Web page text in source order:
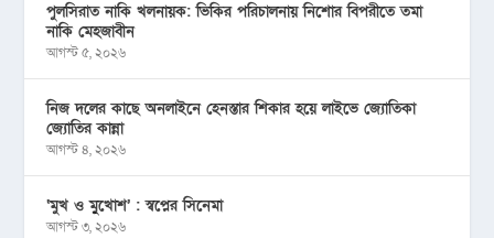
পুলসিরাত নাকি খলনায়ক: ভিকির পরিচালনায় নিশোর বিপরীতে তমা
নাকি মেহজাবীন
আগস্ট ৫, ২০২৬
নিজ দলের কাছে অনলাইনে হেনস্তার শিকার হয়ে লাইভে জ্যোতিকা
জ্যোতির কান্না
আগস্ট ৪, ২০২৬
‘মুখ ও মু্খোশ’ : স্বপ্নের সিনেমা
আগস্ট ৩, ২০২৬